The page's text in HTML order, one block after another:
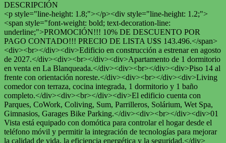
DESCRIPCIÓN
<p style="line-height: 1.8;"></p><div style="line-height: 1.2;">
<span style="font-weight: bold; text-decoration-line:
underline;">PROMOCIÓN!!! 10% DE DESCUENTO POR
PAGO CONTADO!!! PRECIO DE LISTA U$S 143.496.</span>
<div><br></div><div>Edificio en construcción a estrenar en agosto
de 2027.</div><div><br></div><div>Apartamento de 1 dormitorio
en venta en La Blanqueada.</div><div><br></div><div>Piso 14 al
frente con orientación noreste.</div><div><br></div><div>Living
comedor con terraza, cocina integrada, 1 dormitorio y 1 baño
completo.</div><div><br></div><div>El edificio cuenta con
Parques, CoWork, Coliving, Sum, Parrilleros, Solárium, Wet Spa,
Gimnasios, Garages Bike Parking.</div><div><br></div><div>01
Vista está equipado con domótica para controlar el hogar desde el
teléfono móvil y permitir la integración de tecnologías para mejorar
la calidad de vida, la eficiencia energética y la seguridad.</div>